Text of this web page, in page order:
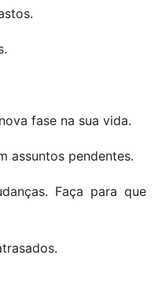
fase na sua vida.
assuntos pendentes.
Faça para que